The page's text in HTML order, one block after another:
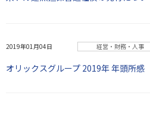
2019年01月04日 経営・財務・人事
オリックスグループ 2019年 年頭所感